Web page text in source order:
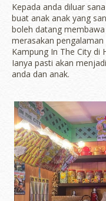
Kepada anda diluar
buat anak anak yang
boleh datang
merasakan
Kampung In The City di
Ianya pasti akan
anda dan anak.